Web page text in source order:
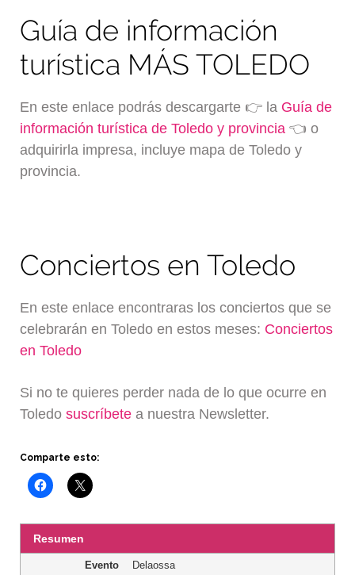
Guía de información
turística MÁS TOLEDO
En este enlace podrás descargarte 👉 la Guía de
información turística de Toledo y provincia 👈 o
adquirirla impresa, incluye mapa de Toledo y
provincia.
Conciertos en Toledo
En este enlace encontraras los conciertos que se
celebrarán en Toledo en estos meses: Conciertos
en Toledo
Si no te quieres perder nada de lo que ocurre en
Toledosuscríbete a nuestra Newsletter.
Comparte esto:
Resumen
Evento Delaossa